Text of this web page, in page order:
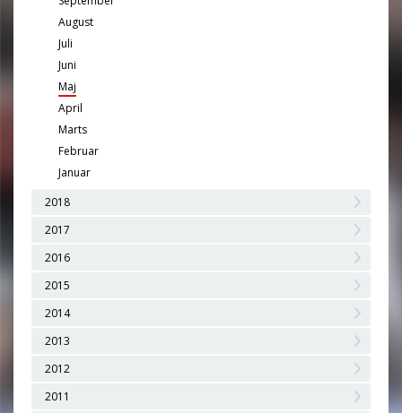
August
Juli
Juni
Maj
April
Marts
Februar
Januar
2018
2017
2016
2015
2014
2013
2012
2011